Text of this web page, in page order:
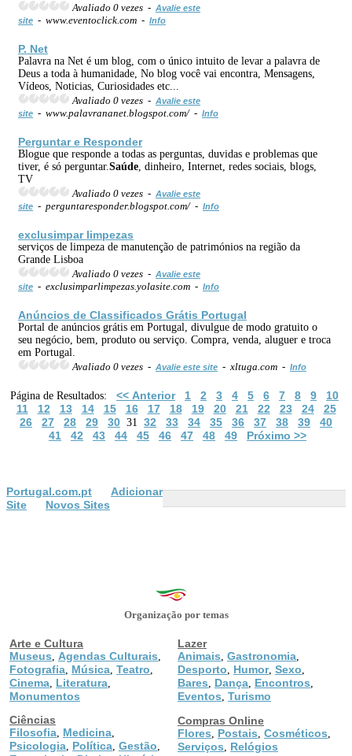
Avaliado 0 vezes - Avalie este
site - www.eventoclick.com - Info
P. Net
Palavra na Net é um blog, com o único intuito de levar a palavra de
Deus a toda à humanidade, No blog você vai encontra, Mensagens,
Vídeos, Noticias, Curiosidades etc...
Avaliado 0 vezes - Avalie este
site - www.palavrananet.blogspot.com/ - Info
Perguntar e Responder
Blogue que responde a todas as perguntas, duvidas e problemas que
tiver, é só perguntar. Saúde , dinheiro, Internet, redes sociais, blogs,
TV
Avaliado 0 vezes - Avalie este
site - perguntaresponder.blogspot.com/ - Info
exclusimpar limpezas
serviços de limpeza de manutenção de patrimónios na região da
Grande Lisboa
Avaliado 0 vezes - Avalie este
site - exclusimparlimpezas.yolasite.com - Info
Anúncios de Classificados Grátis Portugal
Portal de anúncios grátis em Portugal, divulgue de modo gratuito o
seu negócio, bem, produto ou serviço. Compra, venda, aluguer e troca
em Portugal.
Avaliado 0 vezes - Avalie este site - xltuga.com - Info
Página de Resultados: << Anterior 1 2 3 4 5 6 7 8 9
10
11
12 13 14 15 16 17 18 19 20 21 22 23 24
25
26
27 28 29 30 31 32 33 34 35 36 37 38 39
40
41
42 43 44 45 46 47 48 49 Próximo >>
Portugal.com.pt
Adicionar
Site
Novos Sites
Organização por temas
Arte e Cultura
Museus
Agendas Culturais
Fotografia Música Teatro
Cinema Literatura
Monumentos
Ciências
Filosofia Medicina
Psicologia Política Gestão
Lazer
Animais Gastronomia
Desporto Humor, Sexo
Bares Dança Encontros
Eventos Turismo
Compras Online
Flores
Postais Cosméticos
Serviços Relógios